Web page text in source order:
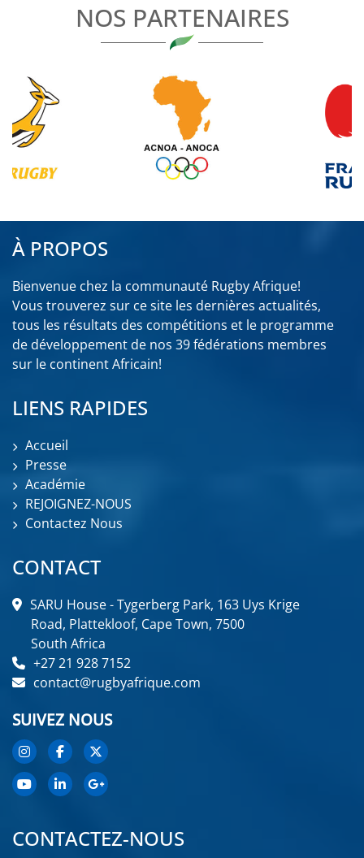
NOS PARTENAIRES
À PROPOS
Bienvenue chez la communauté Rugby Afrique!
Vous trouverez sur ce site les dernières actualités,
tous les résultats des compétitions et le programme
de développement de nos 39 fédérations membres
sur le continent Africain!
LIENS RAPIDES
Accueil
Presse
Académie
REJOIGNEZ-NOUS
Contactez Nous
CONTACT
SARU House - Tygerberg Park, 163 Uys Krige
Road, Plattekloof, Cape Town, 7500
South Africa
+27 21 928 7152
contact@rugbyafrique.com
SUIVEZ NOUS
CONTACTEZ-NOUS